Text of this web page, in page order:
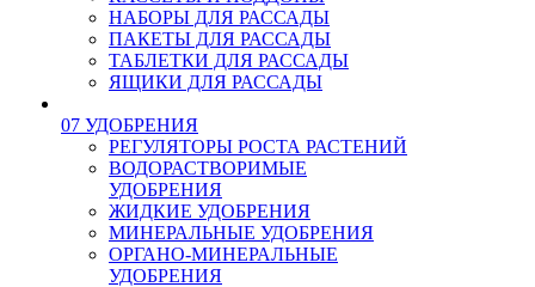
НАБОРЫ ДЛЯ РАССАДЫ
ПАКЕТЫ ДЛЯ РАССАДЫ
ТАБЛЕТКИ ДЛЯ РАССАДЫ
ЯЩИКИ ДЛЯ РАССАДЫ
07 УДОБРЕНИЯ
РЕГУЛЯТОРЫ РОСТА РАСТЕНИЙ
ВОДОРАСТВОРИМЫЕ
УДОБРЕНИЯ
ЖИДКИЕ УДОБРЕНИЯ
МИНЕРАЛЬНЫЕ УДОБРЕНИЯ
ОРГАНО-МИНЕРАЛЬНЫЕ
УДОБРЕНИЯ